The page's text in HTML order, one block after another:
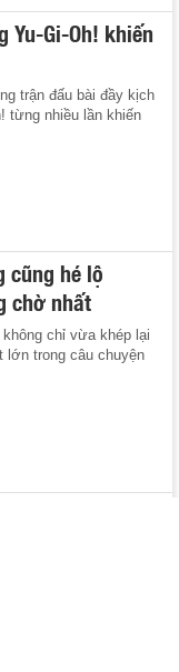
Gi-Oh! khiến
trận đấu bài đầy kịch
từng nhiều lần khiến
cũng hé lộ
chờ nhất
chỉ vừa khép lại
lớn trong câu chuyện